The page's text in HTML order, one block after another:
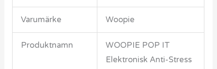
Varumärke Woopie
Produktnamn
WOOPIE POP IT
Elektronisk Anti-Stress